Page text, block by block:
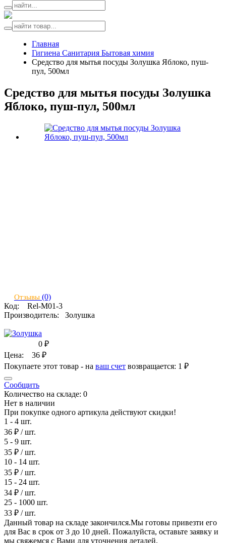
Главная
Гигиена Санитария Бытовая химия
Средство для мытья посуды Золушка Яблоко, пуш-
пул, 500мл
Средство для мытья посуды Золушка
Яблоко, пуш-пул, 500мл
Отзывы (0)
Код: Rel-М01-3
Производитель: Золушка
0 ₽
Цена: 36 ₽
Покупаете этот товар - на ваш счет возвращается: 1 ₽
Сообщить
Количество на складе: 0
Нет в наличии
При покупке одного артикула действуют скидки!
1 - 4 шт.
36 ₽ / шт.
5 - 9 шт.
35 ₽ / шт.
10 - 14 шт.
35 ₽ / шт.
15 - 24 шт.
34 ₽ / шт.
25 - 1000 шт.
33 ₽ / шт.
Данный товар на складе закончился.Мы готовы привезти его
для Вас в срок от 3 до 10 дней. Пожалуйста, оставьте заявку и
мы свяжемся с Вами для уточнения деталей.